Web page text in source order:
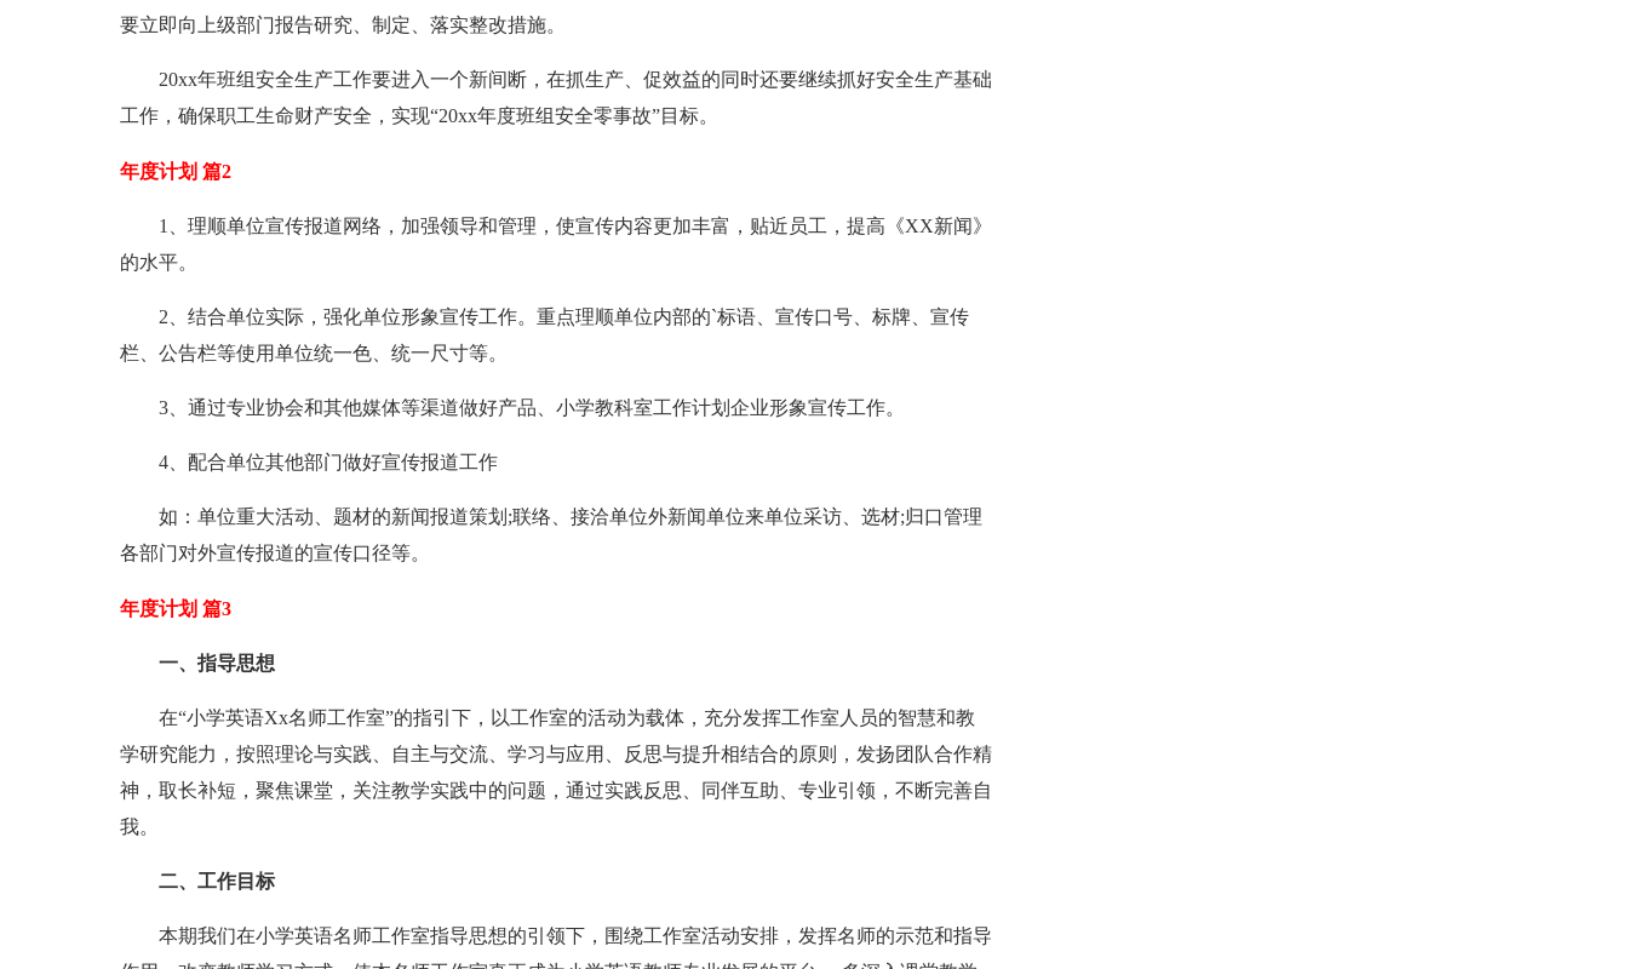
要立即向上级部门报告研究、制定、落实整改措施。
20xx年班组安全生产工作要进入一个新间断，在抓生产、促效益的同时还要继续抓好安全生产基础
工作，确保职工生命财产安全，实现“20xx年度班组安全零事故”目标。
年度计划 篇2
1、理顺单位宣传报道网络，加强领导和管理，使宣传内容更加丰富，贴近员工，提高《XX新闻》
的水平。
2、结合单位实际，强化单位形象宣传工作。重点理顺单位内部的`标语、宣传口号、标牌、宣传
栏、公告栏等使用单位统一色、统一尺寸等。
3、通过专业协会和其他媒体等渠道做好产品、小学教科室工作计划企业形象宣传工作。
4、配合单位其他部门做好宣传报道工作
如：单位重大活动、题材的新闻报道策划;联络、接洽单位外新闻单位来单位采访、选材;归口管理
各部门对外宣传报道的宣传口径等。
年度计划 篇3
一、指导思想
在“小学英语Xx名师工作室”的指引下，以工作室的活动为载体，充分发挥工作室人员的智慧和教
学研究能力，按照理论与实践、自主与交流、学习与应用、反思与提升相结合的原则，发扬团队合作精
神，取长补短，聚焦课堂，关注教学实践中的问题，通过实践反思、同伴互助、专业引领，不断完善自
我。
二、工作目标
本期我们在小学英语名师工作室指导思想的引领下，围绕工作室活动安排，发挥名师的示范和指导